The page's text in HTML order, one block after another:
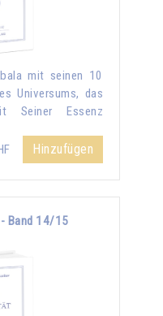
mit seinen 10
Universums, das
Seiner Essenz
Hinzufügen
Band 14/15